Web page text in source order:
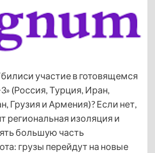
участие в готовящемся
(Россия, Турция, Иран,
Грузия и Армения)? Если нет,
региональная изоляция и
большую часть
грузы перейдут на новые